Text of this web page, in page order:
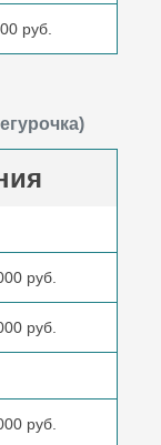
руб.
руб.
руб.
руб.